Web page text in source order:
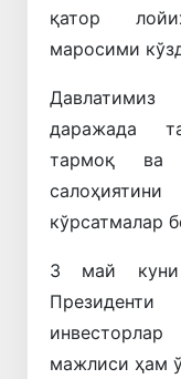
қатор
маросими
даражада
тармоқ ва
кўрсатмалар
3 май куни
мажлиси ҳам